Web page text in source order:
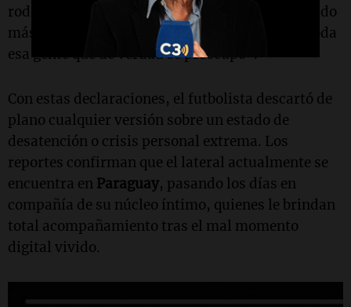
rodeado de mi familia y mis amistades, sostenido
más que nadie gracias a Dios. Solo aclaro por toda
esa gente que de verdad se preocupó".
Con estas declaraciones, el futbolista descartó de
plano cualquier versión sobre un estado de
desatención o crisis personal extrema. Los
reportes confirman que el lateral actualmente se
encuentra en Paraguay, pasando los días en
compañía de su núcleo íntimo, quienes le brindan
total acompañamiento tras el mal momento
digital vivido.